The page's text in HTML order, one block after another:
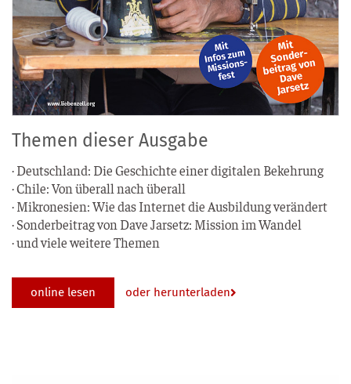
Themen dieser Ausgabe
· Deutsch­land: Die Geschich­te einer digi­ta­len Bekehrung
· Chi­le: Von über­all nach überall
· Mikro­ne­si­en: Wie das Inter­net die Aus­bil­dung verändert
· Son­der­bei­trag von Dave Jar­setz: Mis­si­on im Wandel
· und vie­le wei­te­re Themen
online lesen oder herunterladen